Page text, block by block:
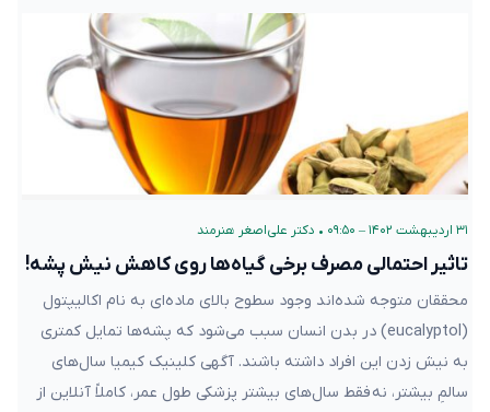
۳۱ اردیبهشت ۱۴۰۲ – ۰۹:۵۰ • دکتر علی‌اصغر هنرمند
تاثیر احتمالی مصرف برخی گیاه‌ها روی کاهش نیش پشه‌!
محققان متوجه شده‌اند وجود سطوح بالای ماده‌ای به نام اکالیپتول
(eucalyptol) در بدن انسان سبب می‌شود که پشه‌ها تمایل کمتری
به نیش زدن این افراد داشته باشند. آگهی کلینیک کیمیا سال‌های
سالمِ بیشتر، نه فقط سال‌های بیشتر پزشکی طول عمر، کاملاً آنلاین از